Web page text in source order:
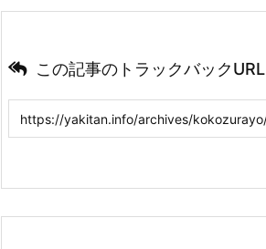
この記事のトラックバックURL